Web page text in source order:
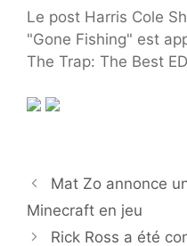
Le post Harris Cole
"Gone Fishing" est
The Trap: The Best
Mat Zo annonce
Minecraft en jeu
Rick Ross a été